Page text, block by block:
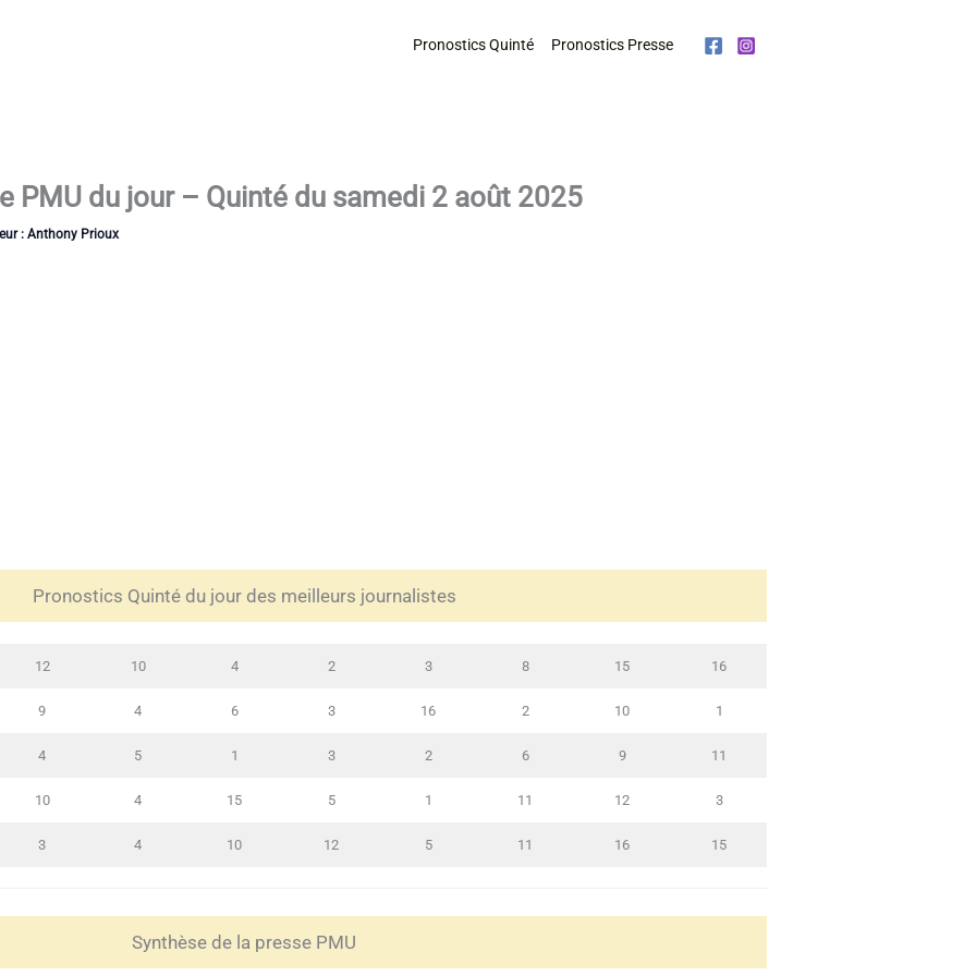
Pronostics Quinté Pronostics Presse
PMU du jour – Quinté du samedi 2 août 2025
: Anthony Prioux
Pronostics Quinté du jour des meilleurs journalistes
12 10 4 2 3 8 15 16
9 4 6 3 16 2 10 1
4 5 1 3 2 6 9 11
10 4 15 5 1 11 12 3
3 4 10 12 5 11 16 15
Synthèse de la presse PMU